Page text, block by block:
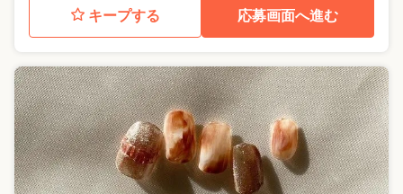
キープする 応募画面へ進む